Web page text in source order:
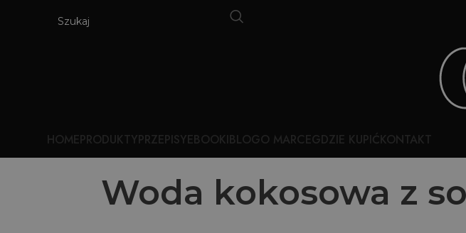
HOMEPRODUKTYPRZEPISYEBOOKIBLOGO MARCEGDZIE KUPIĆKONTAKT
Woda kokosowa z